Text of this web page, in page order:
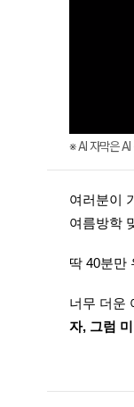
※ AI 자막은 AI
여러분이
여름방학
딱 40분만
너무 더운
자, 그럼